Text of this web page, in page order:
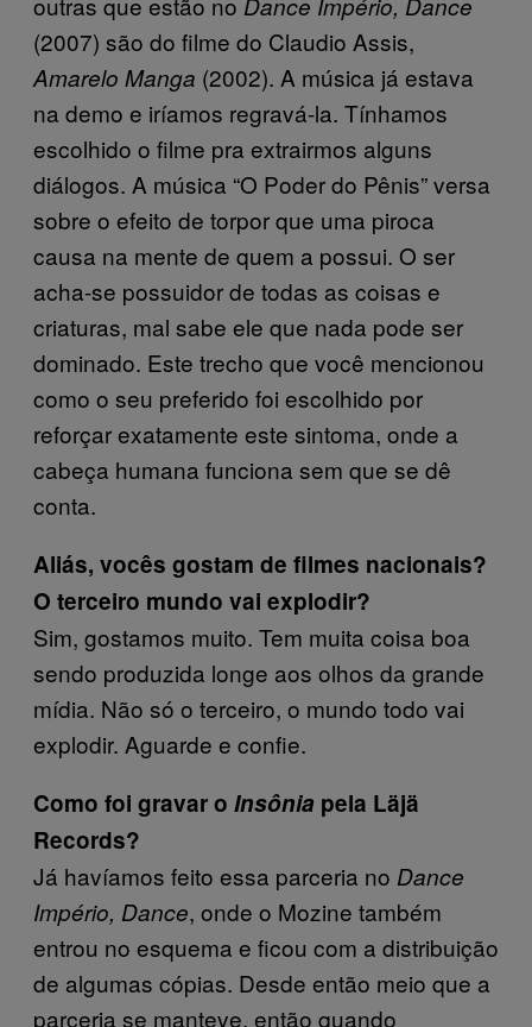
(2007) são do filme do Claudio Assis,
Amarelo Manga (2002). A música já estava
na demo e iríamos regravá-la. Tínhamos
escolhido o filme pra extrairmos alguns
diálogos. A música “O Poder do Pênis” versa
sobre o efeito de torpor que uma piroca
causa na mente de quem a possui. O ser
acha-se possuidor de todas as coisas e
criaturas, mal sabe ele que nada pode ser
dominado. Este trecho que você mencionou
como o seu preferido foi escolhido por
reforçar exatamente este sintoma, onde a
cabeça humana funciona sem que se dê
conta.
Aliás, vocês gostam de filmes nacionais?
O terceiro mundo vai explodir?
Sim, gostamos muito. Tem muita coisa boa
sendo produzida longe aos olhos da grande
mídia. Não só o terceiro, o mundo todo vai
explodir. Aguarde e confie.
Como foi gravar o Insônia pela Läjä
Records?
Já havíamos feito essa parceria no Dance
Império, Dance, onde o Mozine também
entrou no esquema e ficou com a distribuição
de algumas cópias. Desde então meio que a
parceria se manteve, então quando